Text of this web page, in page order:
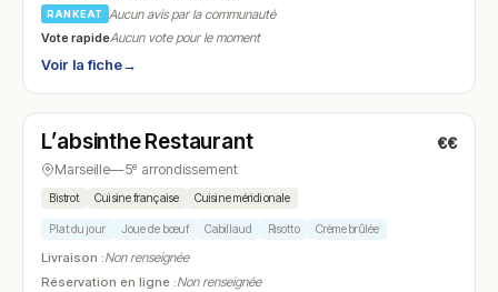
RANKEAT
Aucun avis par la communauté
Vote rapideAucun vote pour le moment
Voir la fiche→
N° 10
L’absinthe Restaurant €€
Marseille—5ᵉ arrondissement
Bistrot Cuisine française Cuisine méridionale
Plat du jour Joue de bœuf Cabillaud Risotto Crème brûlée
Livraison :Non renseignée
Réservation en ligne :Non renseignée